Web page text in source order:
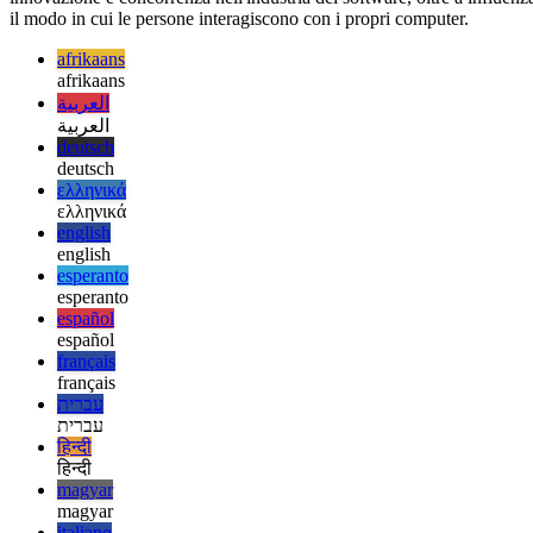
Windows 95 è stato un enorme successo sul mercato, vendendo
innovazione e concorrenza nell'industria del software, oltre a
il modo in cui le persone interagiscono con i propri computer.
afrikaans
afrikaans
العربية
العربية
deutsch
deutsch
ελληνικά
ελληνικά
english
english
esperanto
esperanto
español
español
français
français
עברית
עברית
हिन्दी
हिन्दी